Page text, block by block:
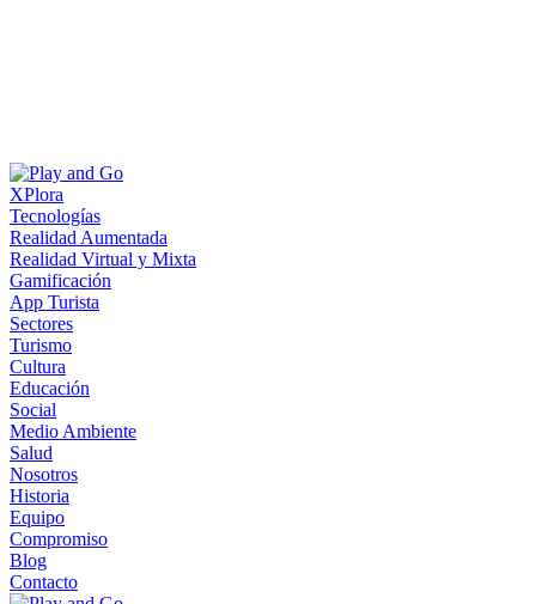
XPlora
Tecnologías
Realidad Aumentada
Realidad Virtual y Mixta
Gamificación
App Turista
Sectores
Turismo
Cultura
Educación
Social
Medio Ambiente
Salud
Nosotros
Historia
Equipo
Compromiso
Blog
Contacto